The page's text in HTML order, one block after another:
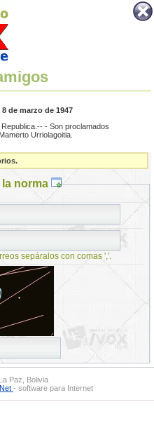
de marzo de 1947
- Son proclamados
Urriolagoitia.
norma
sepáralos con comas ','.
Paz, Bolivia
- software para Internet